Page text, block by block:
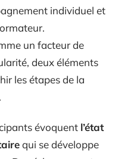
individuel et
un facteur de
deux éléments
les étapes de la
évoquent l’état
qui se développe